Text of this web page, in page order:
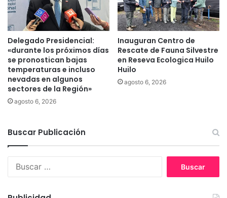
u
a
n
í
a
c
t
a
r
o
n
r
e
p
s
e
n
a
Delegado Presidencial:
«durante los próximos días
se pronostican bajas
temperaturas e incluso
nevadas en algunos
sectores de la Región»
agosto 6, 2026
Inauguran Centro de
Rescate de Fauna Silvestre
en Reseva Ecologica Huilo
Huilo
agosto 6, 2026
Buscar Publicación